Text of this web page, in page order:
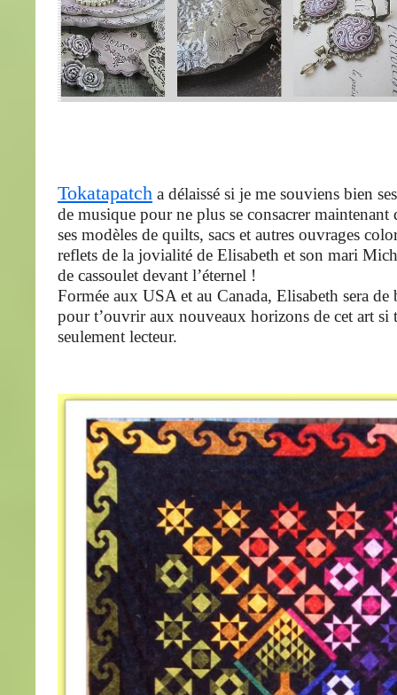
Tokatapatch a délaissé si je me souviens bien
de musique pour ne plus se consacrer maintenant
ses modèles de quilts, sacs et autres ouvrages
reflets de la jovialité de Elisabeth et son mari
de cassoulet devant l’éternel !
Formée aux USA et au Canada, Elisabeth sera de
pour t’ouvrir aux nouveaux horizons de cet art si
seulement lecteur.